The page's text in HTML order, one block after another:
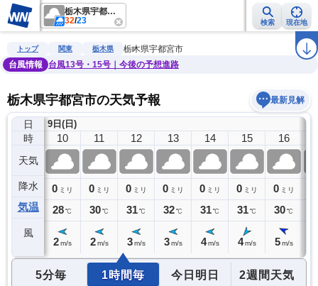
栃木県宇都宮市
32/23 検索 現在地
雨雲レーダー 台風情報 地震情報 ラ
トップ 関東 栃木県
栃木県宇都宮市
台風情報
台風13号・15号｜今後の予想進路
栃木県宇都宮市の天気予報 最新見解
日
時
天気
降水
気温
風
9日(日)
9
0ミリ
27℃
10
0 ミリ
28℃
2 m/s
11
0 ミリ
30℃
2 m/s
12
0 ミリ
31℃
3 m/s
13
0 ミリ
32℃
3 m/s
14
0 ミリ
31℃
4 m/s
15
0 ミリ
31℃
4 m/s
16
0 ミリ
30℃
5 m/s
5分毎 1時間毎 今日明日 2週間天気